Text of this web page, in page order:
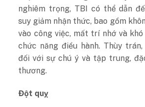
nghiêm trọng, TBI có thể dẫn
suy giảm nhận thức, bao gồm
vào công việc, mất trí nhớ và
chức năng điều hành. Thùy
đối với sự chú ý và tập trung,
thương.
Đột quỵ